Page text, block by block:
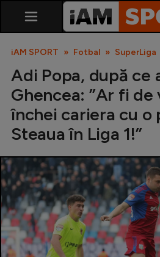
SuperLiga
Liga 2
Cupa României
Echipa Națională
U21
iAM SPORT Fotbal SuperLiga
Adi Popa, după ce
Ghencea: ”Ar fi de
închei cariera cu o
Steaua în Liga 1!”